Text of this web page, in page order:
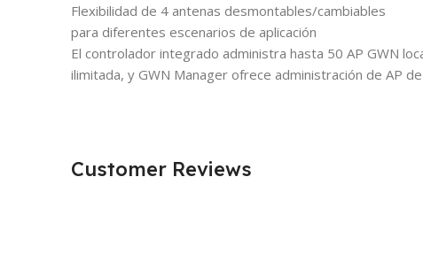
Flexibilidad de 4 antenas desmontables/cambiables
para diferentes escenarios de aplicación
El controlador integrado administra hasta 50 AP GWN
ilimitada, y GWN Manager ofrece administración de AP
Customer Reviews